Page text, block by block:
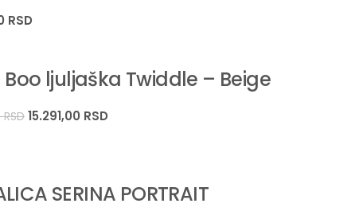
RSD
Boo ljuljaška Twiddle – Beige
RSD 15.291,00 RSD
SERINA PORTRAIT